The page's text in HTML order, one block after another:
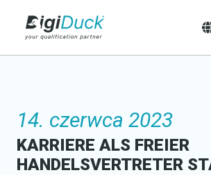
14. czerwca 2023
KARRIERE ALS FREIER
HANDELSVERTRETER